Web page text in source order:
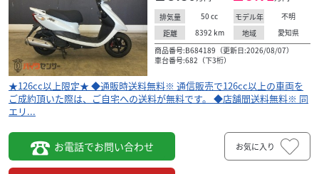
す。 ◆店舗間送料無料※ 同エリ...
排気量 50 cc モデル年
不明
距離
8392 km 地域
愛知県
商品番号:B684189（更新日:2026/08/07）
車台番号:682（下3桁）
★126cc以上限定★ ◆通販時送料無料※ 通信販売で126cc以上の車両を
ご成約頂いた際は、ご自宅への送料が無料です。 ◆店舗間送料無料※ 同
エリ...
お電話でお問い合わせ お気に入り